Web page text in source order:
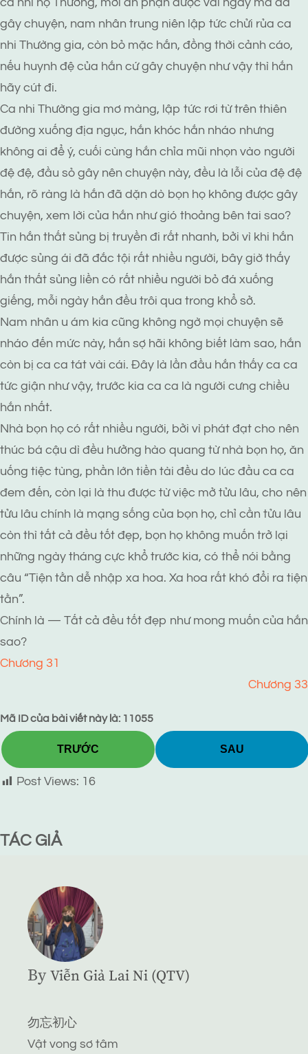
gây chuyện, nam nhân trung niên lập tức chửi rủa ca
nhi Thường gia, còn bỏ mặc hắn, đồng thời cảnh cáo,
nếu huynh đệ của hắn cứ gây chuyện như vậy thì hắn
hãy cút đi.
Ca nhi Thường gia mơ màng, lập tức rơi từ trên thiên
đường xuống địa ngục, hắn khóc hắn nháo nhưng
không ai để ý, cuối cùng hắn chỉa mũi nhọn vào người
đệ đệ, đầu sỏ gây nên chuyện này, đều là lỗi của đệ đệ
hắn, rõ ràng là hắn đã dặn dò bọn họ không được gây
chuyện, xem lời của hắn như gió thoảng bên tai sao?
Tin hắn thất sủng bị truyền đi rất nhanh, bởi vì khi hắn
được sủng ái đã đắc tội rất nhiều người, bây giờ thấy
hắn thất sủng liền có rất nhiều người bỏ đá xuống
giếng, mỗi ngày hắn đều trôi qua trong khổ sở.
Nam nhân u ám kia cũng không ngờ mọi chuyện sẽ
nháo đến mức này, hắn sợ hãi không biết làm sao, hắn
còn bị ca ca tát vài cái. Đây là lần đầu hắn thấy ca ca
tức giận như vậy, trước kia ca ca là người cưng chiều
hắn nhất.
Nhà bọn họ có rất nhiều người, bởi vì phát đạt cho nên
thúc bá cậu dì đều hưởng hào quang từ nhà bọn họ, ăn
uống tiệc tùng, phần lớn tiền tài đều do lúc đầu ca ca
đem đến, còn lại là thu được từ việc mở tửu lâu, cho nên
tửu lâu chính là mạng sống của bọn họ, chỉ cần tửu lâu
còn thì tất cả đều tốt đẹp, bọn họ không muốn trở lại
những ngày tháng cực khổ trước kia, có thể nói bằng
câu “Tiện tằn dễ nhập xa hoa. Xa hoa rất khó đổi ra tiện
tằn”.
Chính là — Tất cả đều tốt đẹp như mong muốn của hắn
sao?
Chương 31
Chương 33
Mã ID của bài viết này là: 11055
TRƯỚC SAU
Post Views: 16
TÁC GIẢ
By Viễn Giả Lai Ni (QTV)
勿忘初心
Vật vong sơ tâm